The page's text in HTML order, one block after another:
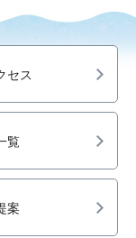
セス
覧
案